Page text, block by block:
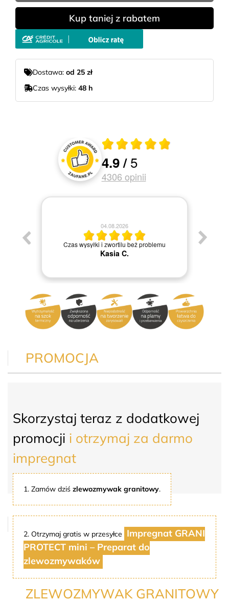
Kup taniej z rabatem
Dostawa: od 25 zł
Czas wysyłki: 48 h
Oceny i recenzje klientów
Średnia ocena 4.9 z 5
4.9/5
4306 opinii
04.08.2026
Czas wysyłki i zwortilu beż problemu
Kasia C.
PROMOCJA
Skorzystaj teraz z dodatkowej
promocji i otrzymaj za darmo
impregnat
1. Zamów dziś zlewozmywak granitowy.
2. Otrzymaj gratis w przesyłce
Impregnat GRANI
PROTECT mini – Preparat do
zlewozmywaków
ZLEWOZMYWAK GRANITOWY